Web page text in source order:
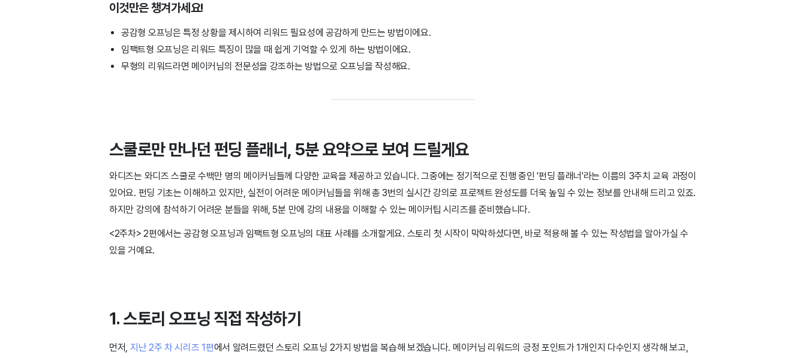
이것만은 챙겨가세요!
공감형 오프닝은 특정 상황을 제시하여 리워드 필요성에 공감하게 만드는 방법이에요.
임팩트형 오프닝은 리워드 특징이 많을 때 쉽게 기억할 수 있게 하는 방법이에요.
무형의 리워드라면 메이커님의 전문성을 강조하는 방법으로 오프닝을 작성해요.
스쿨로만 만나던 펀딩 플래너, 5분 요약으로 보여 드릴게요
와디즈는 와디즈 스쿨로 수백만 명의 메이커님들께 다양한 교육을 제공하고 있습니다. 그중에는 정기적으로 진행 중인 '펀딩 플래너'라는 이름의 3주치 교육 과정이
있어요. 펀딩 기초는 이해하고 있지만, 실전이 어려운 메이커님들을 위해 총 3번의 실시간 강의로 프로젝트 완성도를 더욱 높일 수 있는 정보를 안내해 드리고 있죠.
하지만 강의에 참석하기 어려운 분들을 위해, 5분 만에 강의 내용을 이해할 수 있는 메이커팁 시리즈를 준비했습니다.
<2주차> 2편에서는 공감형 오프닝과 임팩트형 오프닝의 대표 사례를 소개할게요. 스토리 첫 시작이 막막하셨다면, 바로 적용해 볼 수 있는 작성법을 알아가실 수
있을 거예요.
1. 스토리 오프닝 직접 작성하기
먼저, 지난 2주 차 시리즈 1편에서 알려드렸던 스토리 오프닝 2가지 방법을 복습해 보겠습니다. 메이커님 리워드의 긍정 포인트가 1개인지 다수인지 생각해 보고,